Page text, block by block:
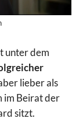
unter dem
lieber als
im Beirat der
sitzt.